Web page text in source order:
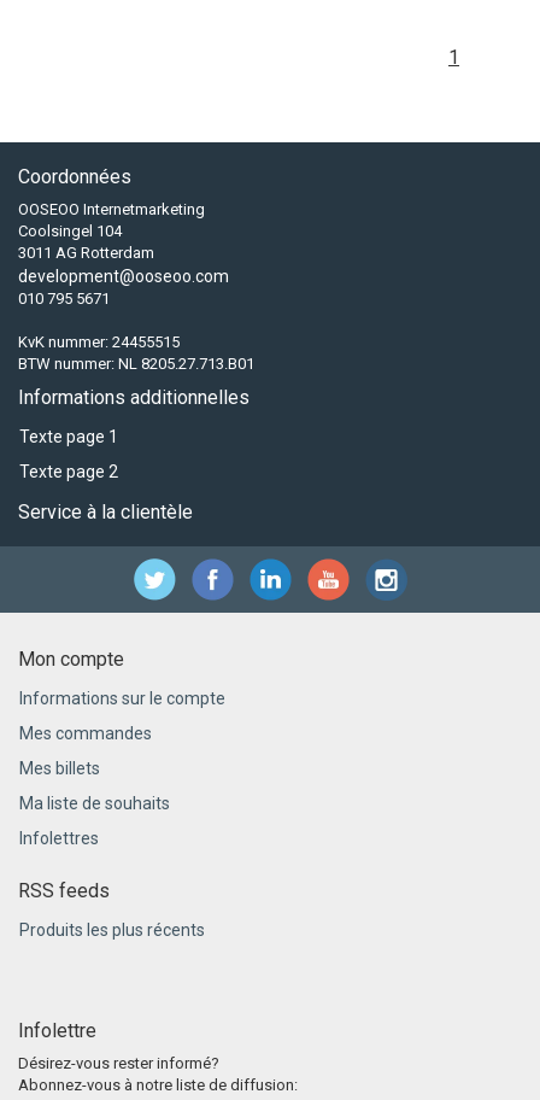
1
Coordonnées
OOSEOO Internetmarketing
Coolsingel 104
3011 AG Rotterdam
development@ooseoo.com
010 795 5671
KvK nummer: 24455515
BTW nummer: NL 8205.27.713.B01
Informations additionnelles
Texte page 1
Texte page 2
Service à la clientèle
Mon compte
Informations sur le compte
Mes commandes
Mes billets
Ma liste de souhaits
Infolettres
RSS feeds
Produits les plus récents
Infolettre
Désirez-vous rester informé?
Abonnez-vous à notre liste de diffusion: